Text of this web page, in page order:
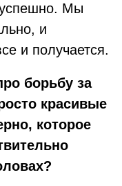
Мы
и
и получается.
борьбу за
красивые
которое